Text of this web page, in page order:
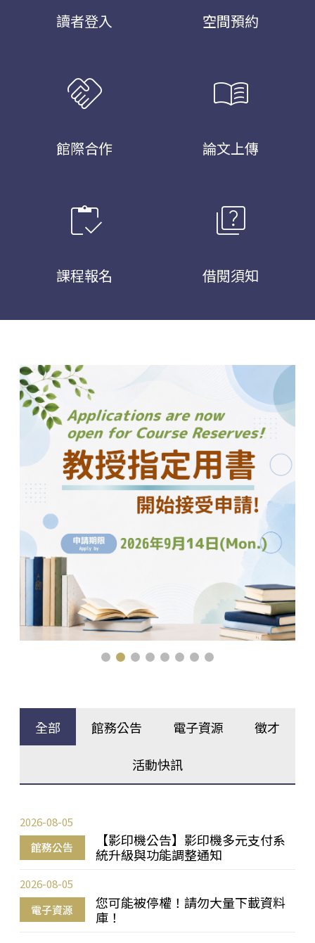
讀者登入 空間預約
handshake
館際合作
menu_book
論文上傳
inventory
課程報名
quiz
借閱須知
全部 館務公告 電子資源 徵才
活動快訊
館務公告
【影印機公告】影印機多元支付系
統升級與功能調整通知
2026-08-05
電子資源
您可能被停權！請勿大量下載資料
庫！
2026-08-05